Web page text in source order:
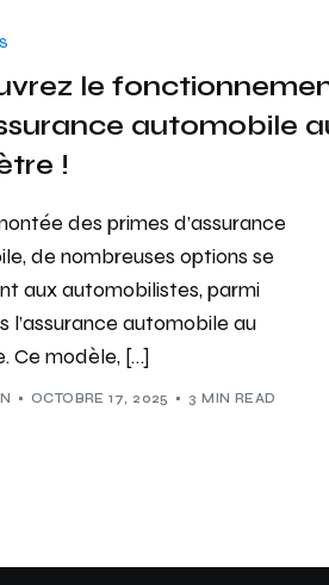
le
automobile
!
des primes d’assurance
de nombreuses options se
aux automobilistes, parmi
l’assurance automobile au
Ce modèle, […]
OCTOBRE 17, 2025 3 MIN READ